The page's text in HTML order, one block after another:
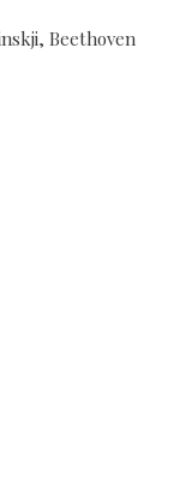
Beethoven